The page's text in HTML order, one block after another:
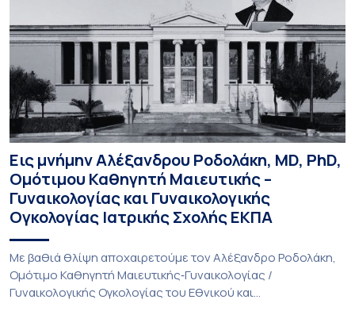
Εις μνήμην Αλέξανδρου Ροδολάκη, MD, PhD,
Ομότιμου Καθηγητή Μαιευτικής –
Γυναικολογίας και Γυναικολογικής
Ογκολογίας Ιατρικής Σχολής ΕΚΠΑ
Με βαθιά θλίψη αποχαιρετούμε τον Αλέξανδρο Ροδολάκη,
Ομότιμο Καθηγητή Μαιευτικής‑Γυναικολογίας /
Γυναικολογικής Ογκολογίας του Εθνικού και